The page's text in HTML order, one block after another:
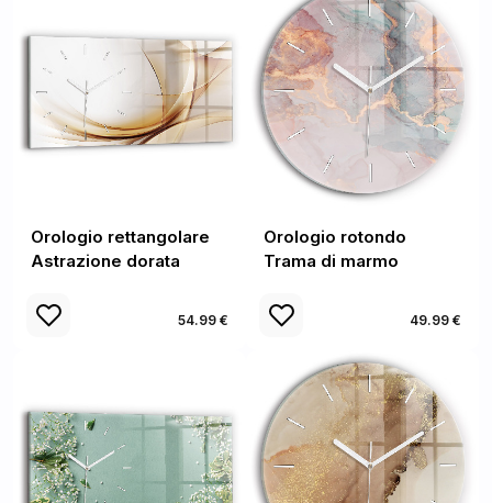
Orologio rettangolare
Astrazione dorata
54.99 €
Orologio rotondo
Trama di marmo
49.99 €